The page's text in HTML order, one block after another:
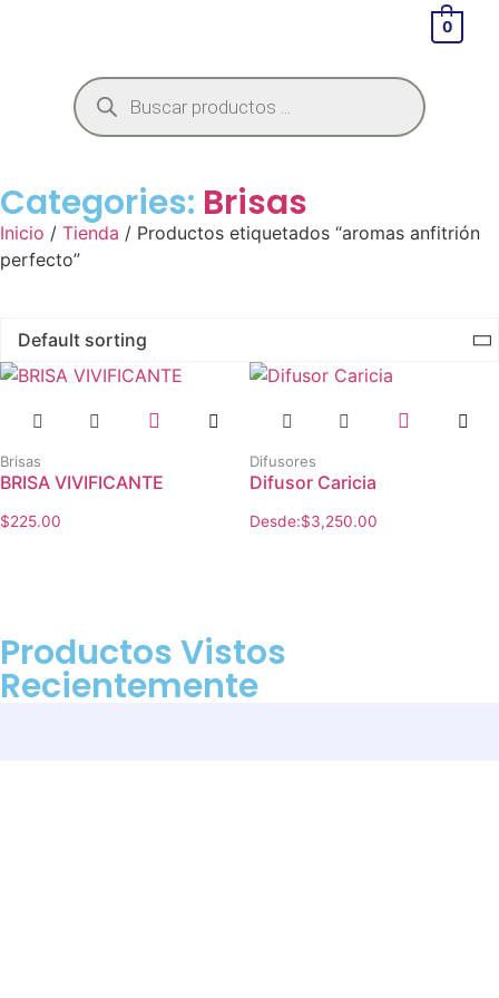
0
Categories: Brisas
Inicio / Tienda / Productos etiquetados “aromas anfitrión
perfecto”
Brisas
BRISA VIVIFICANTE
$225.00
Difusores
Difusor Caricia
Desde:$3,250.00
Productos Vistos
Recientemente